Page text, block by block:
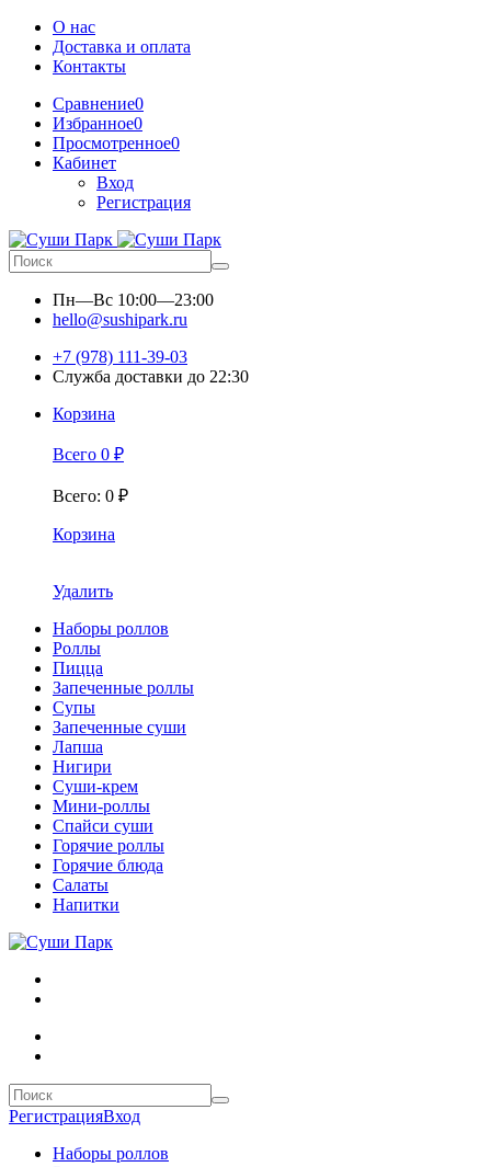
О нас
Доставка и оплата
Контакты
Сравнение0
Избранное0
Просмотренное0
Кабинет
Вход
Регистрация
Пн—Вс 10:00—23:00
hello@sushipark.ru
+7 (978) 111-39-03
Служба доставки до 22:30
Корзина
Всего 0 ₽
Всего: 0 ₽
Корзина
Удалить
Наборы роллов
Роллы
Пицца
Запеченные роллы
Супы
Запеченные суши
Лапша
Нигири
Суши-крем
Мини-роллы
Спайси суши
Горячие роллы
Горячие блюда
Салаты
Напитки
РегистрацияВход
Наборы роллов